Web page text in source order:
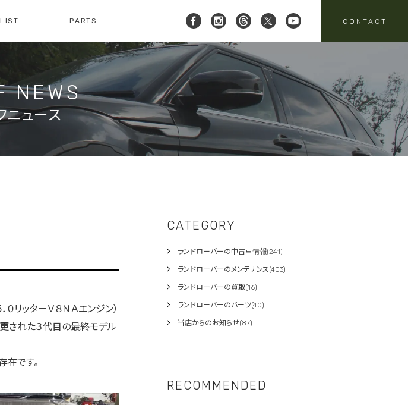
舗紹介 会社概要 スタッフニュース
検のご案内 注文販売 買取
PARTS CONTACT
[ レイブリック三郷店 ]
048-951-4136
10:00-18:00 定休日:水曜日
買取のお問い合わせ 注文販売のお問い合わせ
パーツ・アクセサリーの
お問い合わせ
NEWS
ニュース
０リッターＶ８ＮＡエンジン）
更された３代目の最終モデル
在です。
CATEGORY
ランドローバーの中古車情報(241)
ランドローバーのメンテナンス(403)
ランドローバーの買取(16)
ランドローバーのパーツ(40)
当店からのお知らせ(87)
RECOMMENDED